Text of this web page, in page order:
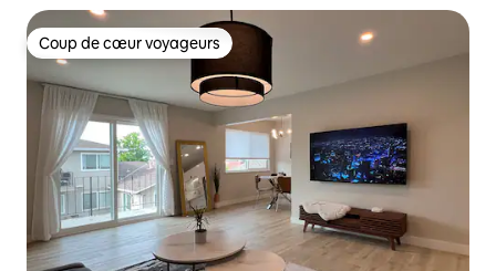
Coup de cœur voyageurs
Coup de cœur voyageurs